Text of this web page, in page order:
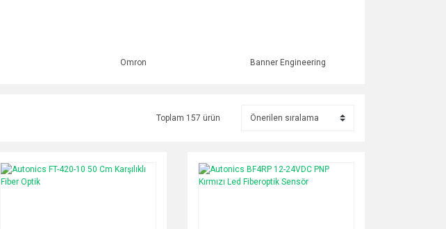
Omron Banner Engineering
Toplam 157 ürün